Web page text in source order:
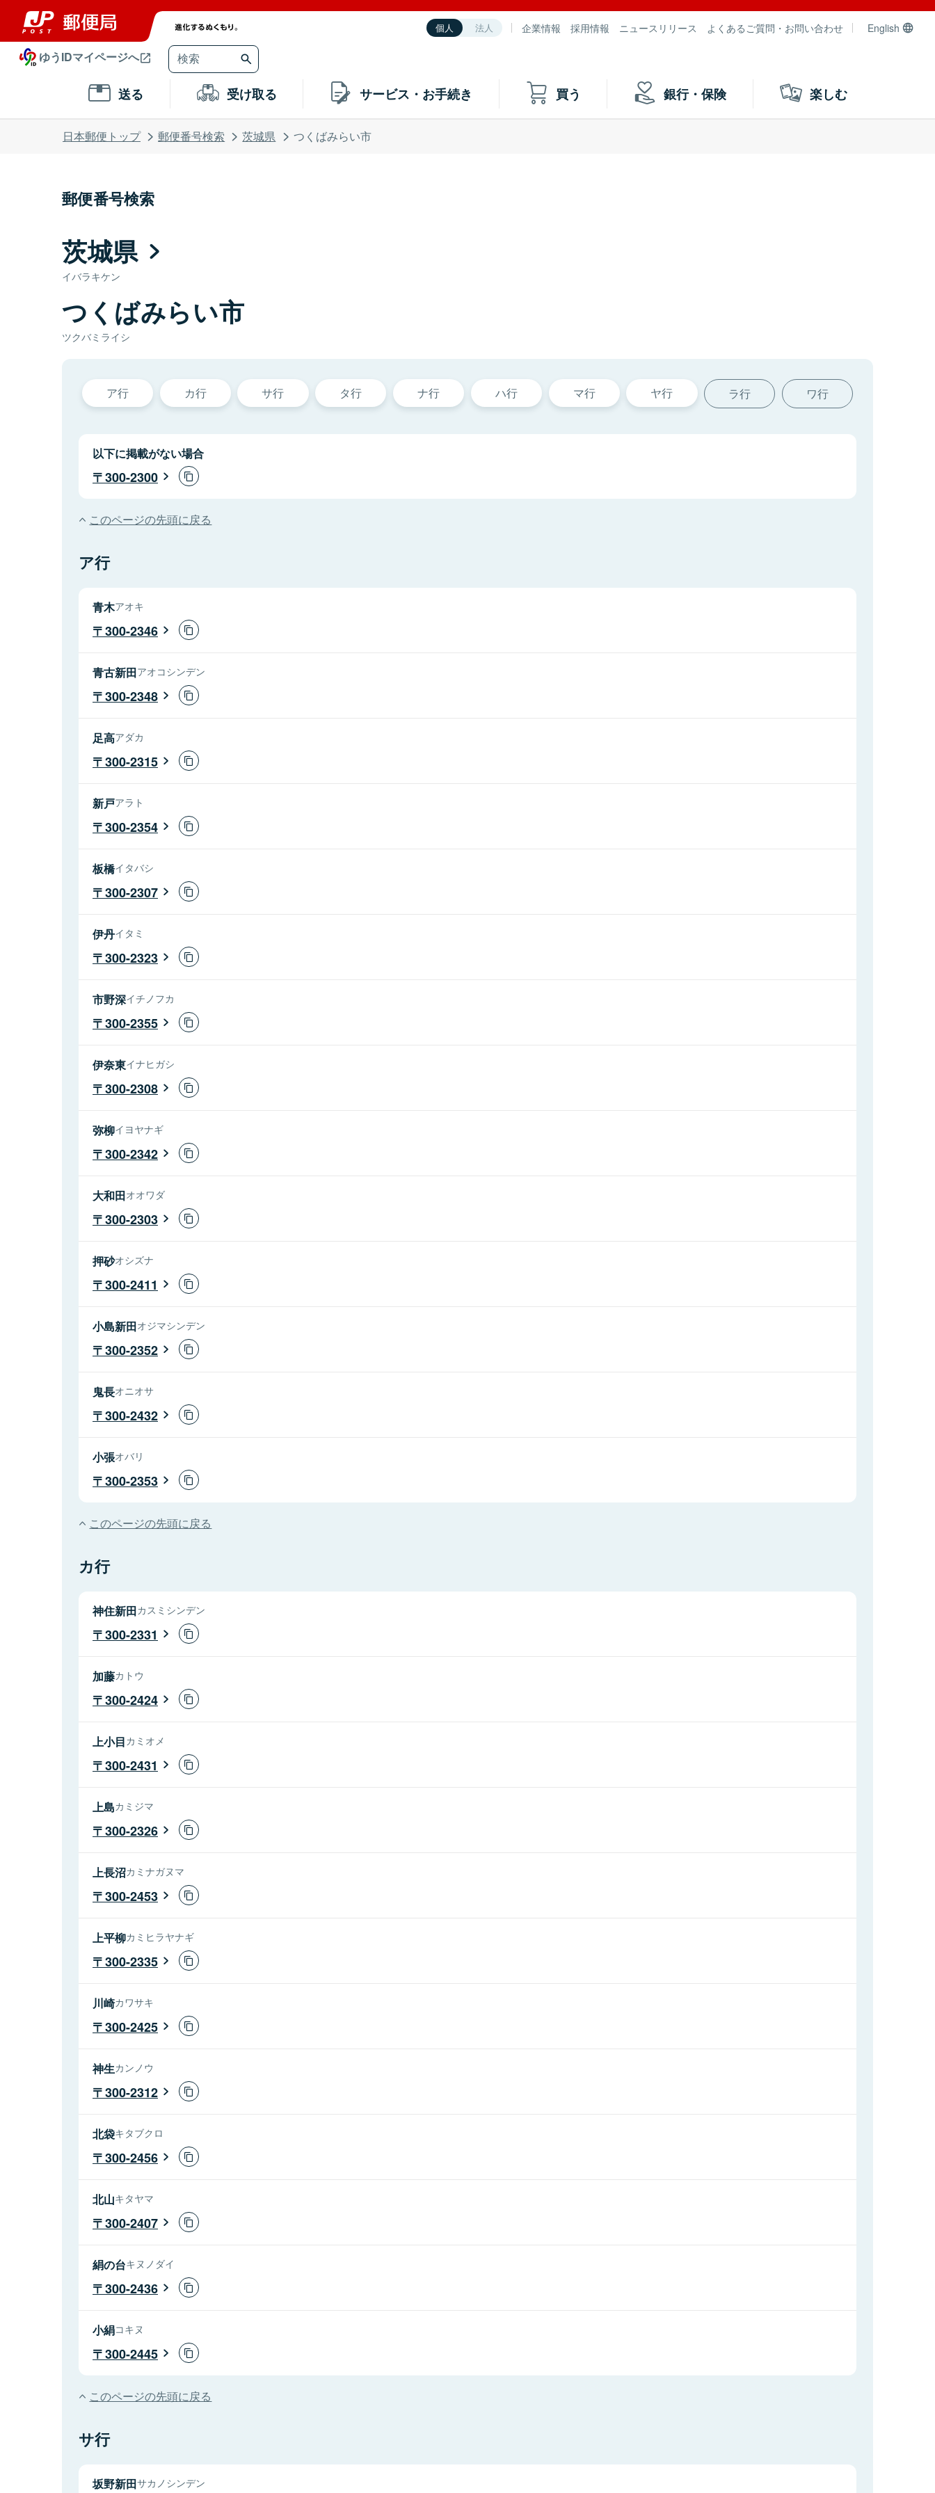
個人 法人 企業情報 採用情報 ニュースリリース よくあるご質問・お問い合わせ English
ゆうIDマイページへ
送る 受け取る サービス・お手続き 買う 銀行・保険 楽しむ
日本郵便トップ 郵便番号検索 茨城県 つくばみらい市
郵便番号検索
茨城県
イバラキケン
つくばみらい市
ツクバミライシ
ア行 カ行 サ行 タ行 ナ行 ハ行 マ行 ヤ行 ラ行 ワ行
以下に掲載がない場合
300-2300
このページの先頭に戻る
ア行
青木アオキ
300-2346
青古新田アオコシンデン
300-2348
足高アダカ
300-2315
新戸アラト
300-2354
板橋イタバシ
300-2307
伊丹イタミ
300-2323
市野深イチノフカ
300-2355
伊奈東イナヒガシ
300-2308
弥柳イヨヤナギ
300-2342
大和田オオワダ
300-2303
押砂オシズナ
300-2411
小島新田オジマシンデン
300-2352
鬼長オニオサ
300-2432
小張オバリ
300-2353
このページの先頭に戻る
カ行
神住新田カスミシンデン
300-2331
加藤カトウ
300-2424
上小目カミオメ
300-2431
上島カミジマ
300-2326
上長沼カミナガヌマ
300-2453
上平柳カミヒラヤナギ
300-2335
川崎カワサキ
300-2425
神生カンノウ
300-2312
北袋キタブクロ
300-2456
北山キタヤマ
300-2407
絹の台キヌノダイ
300-2436
小絹コキヌ
300-2445
このページの先頭に戻る
サ行
坂野新田サカノシンデン